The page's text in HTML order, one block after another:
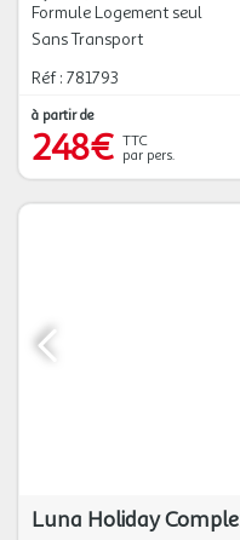
Formule Logement seul
Sans Transport
Réf : 781793
à partir de
248€ TTC
par pers.
Luna Holiday